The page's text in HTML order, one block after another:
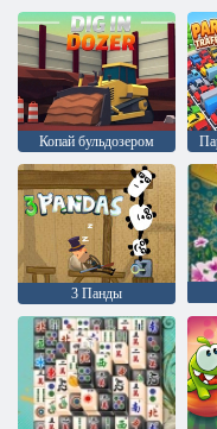
Копай бульдозером
3 Панды